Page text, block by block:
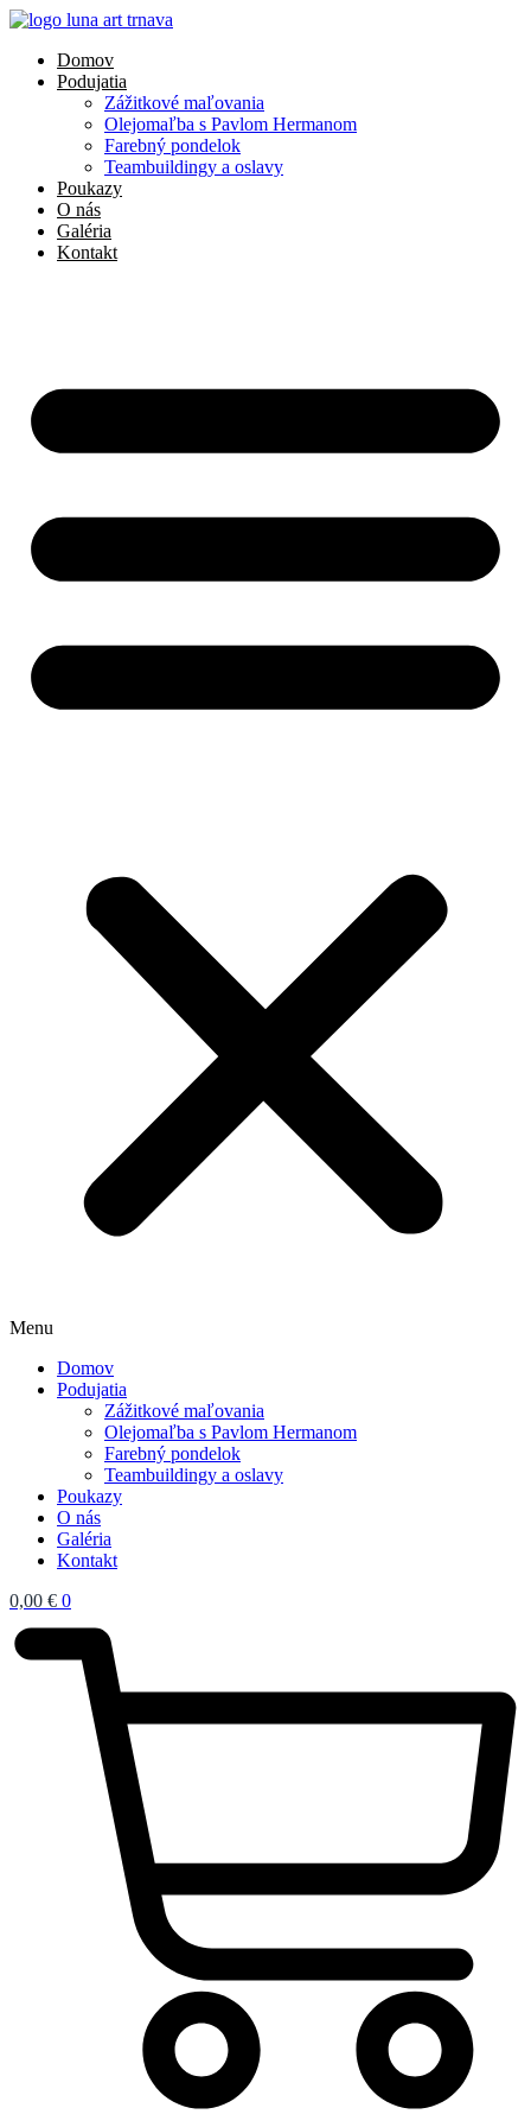
Preskočiť
obsah
Domov
Podujatia
Zážitkové maľovania
Olejomaľba s Pavlom Hermanom
Farebný pondelok
Teambuildingy a oslavy
Poukazy
O nás
Galéria
Kontakt
Menu
Domov
Podujatia
Zážitkové maľovania
Olejomaľba s Pavlom Hermanom
Farebný pondelok
Teambuildingy a oslavy
Poukazy
O nás
Galéria
Kontakt
0,00 € 0